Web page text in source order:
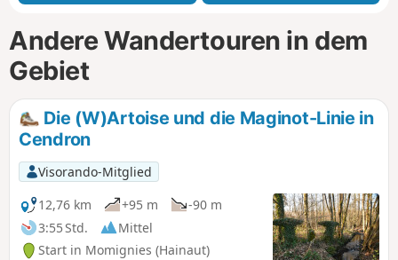
Andere Wandertouren in dem
Gebiet
Die (W)Artoise und die Maginot-Linie in
Cendron
Visorando-Mitglied
12,76 km
+95 m
-90 m
3:55 Std.
Mittel
Start in Momignies (Hainaut)